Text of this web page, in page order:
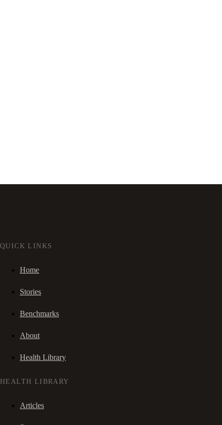
QUICK LINKS
Home
Stories
Benchmarks
About
Health Library
HEALTH LIBRARY
Articles